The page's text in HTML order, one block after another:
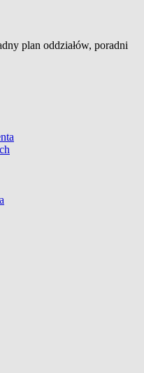
plan oddziałów, poradni